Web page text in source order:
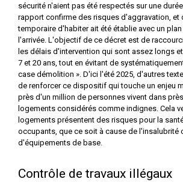
sécurité n'aient pas été respectés sur une
rapport confirme des risques d'aggravation, et
temporaire d'habiter ait été établie avec un
l'arrivée. L'objectif de ce décret est de
les délais d'intervention qui sont assez longs
7 et 20 ans, tout en évitant de
case démolition ». D'ici l'été 2025, d'autres
de renforcer ce dispositif qui touche un enjeu
près d'un million de personnes vivent dans
logements considérés comme indignes. Cela
logements présentent des risques pour la
occupants, que ce soit à cause de l'insalubrité
d'équipements de base.
Contrôle de travaux illégaux